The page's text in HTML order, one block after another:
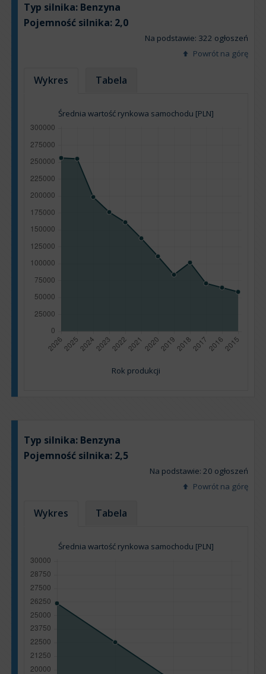
Typ silnika: Benzyna
Pojemność silnika: 2,0
Na podstawie: 322 ogłoszeń
Powrót na górę
Wykres Tabela
Średnia wartość rynkowa samochodu [PLN]
Rok produkcji
Typ silnika: Benzyna
Pojemność silnika: 2,5
Na podstawie: 20 ogłoszeń
Powrót na górę
Wykres Tabela
Średnia wartość rynkowa samochodu [PLN]